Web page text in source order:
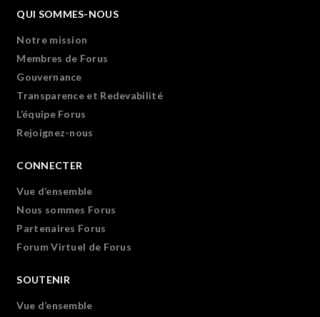
QUI SOMMES-NOUS
Notre mission
Membres de Forus
Gouvernance
Transparence et Redevabilité
L’équipe Forus
Rejoignez-nous
CONNECTER
Vue d’ensemble
Nous sommes Forus
Partenaires Forus
Forum Virtuel de Forus
SOUTENIR
Vue d’ensemble